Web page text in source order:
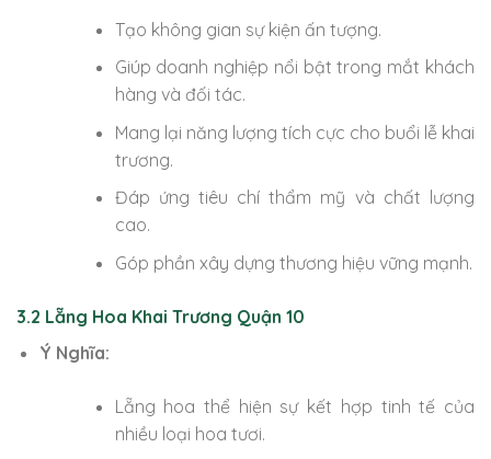
Tạo không gian sự kiện ấn tượng.
Giúp doanh nghiệp nổi bật trong mắt khách
hàng và đối tác.
Mang lại năng lượng tích cực cho buổi lễ khai
trương.
Đáp ứng tiêu chí thẩm mỹ và chất lượng
cao.
Góp phần xây dựng thương hiệu vững mạnh.
3.2 Lẵng Hoa Khai Trương Quận 10
Ý Nghĩa:
Lẵng hoa thể hiện sự kết hợp tinh tế của
nhiều loại hoa tươi.